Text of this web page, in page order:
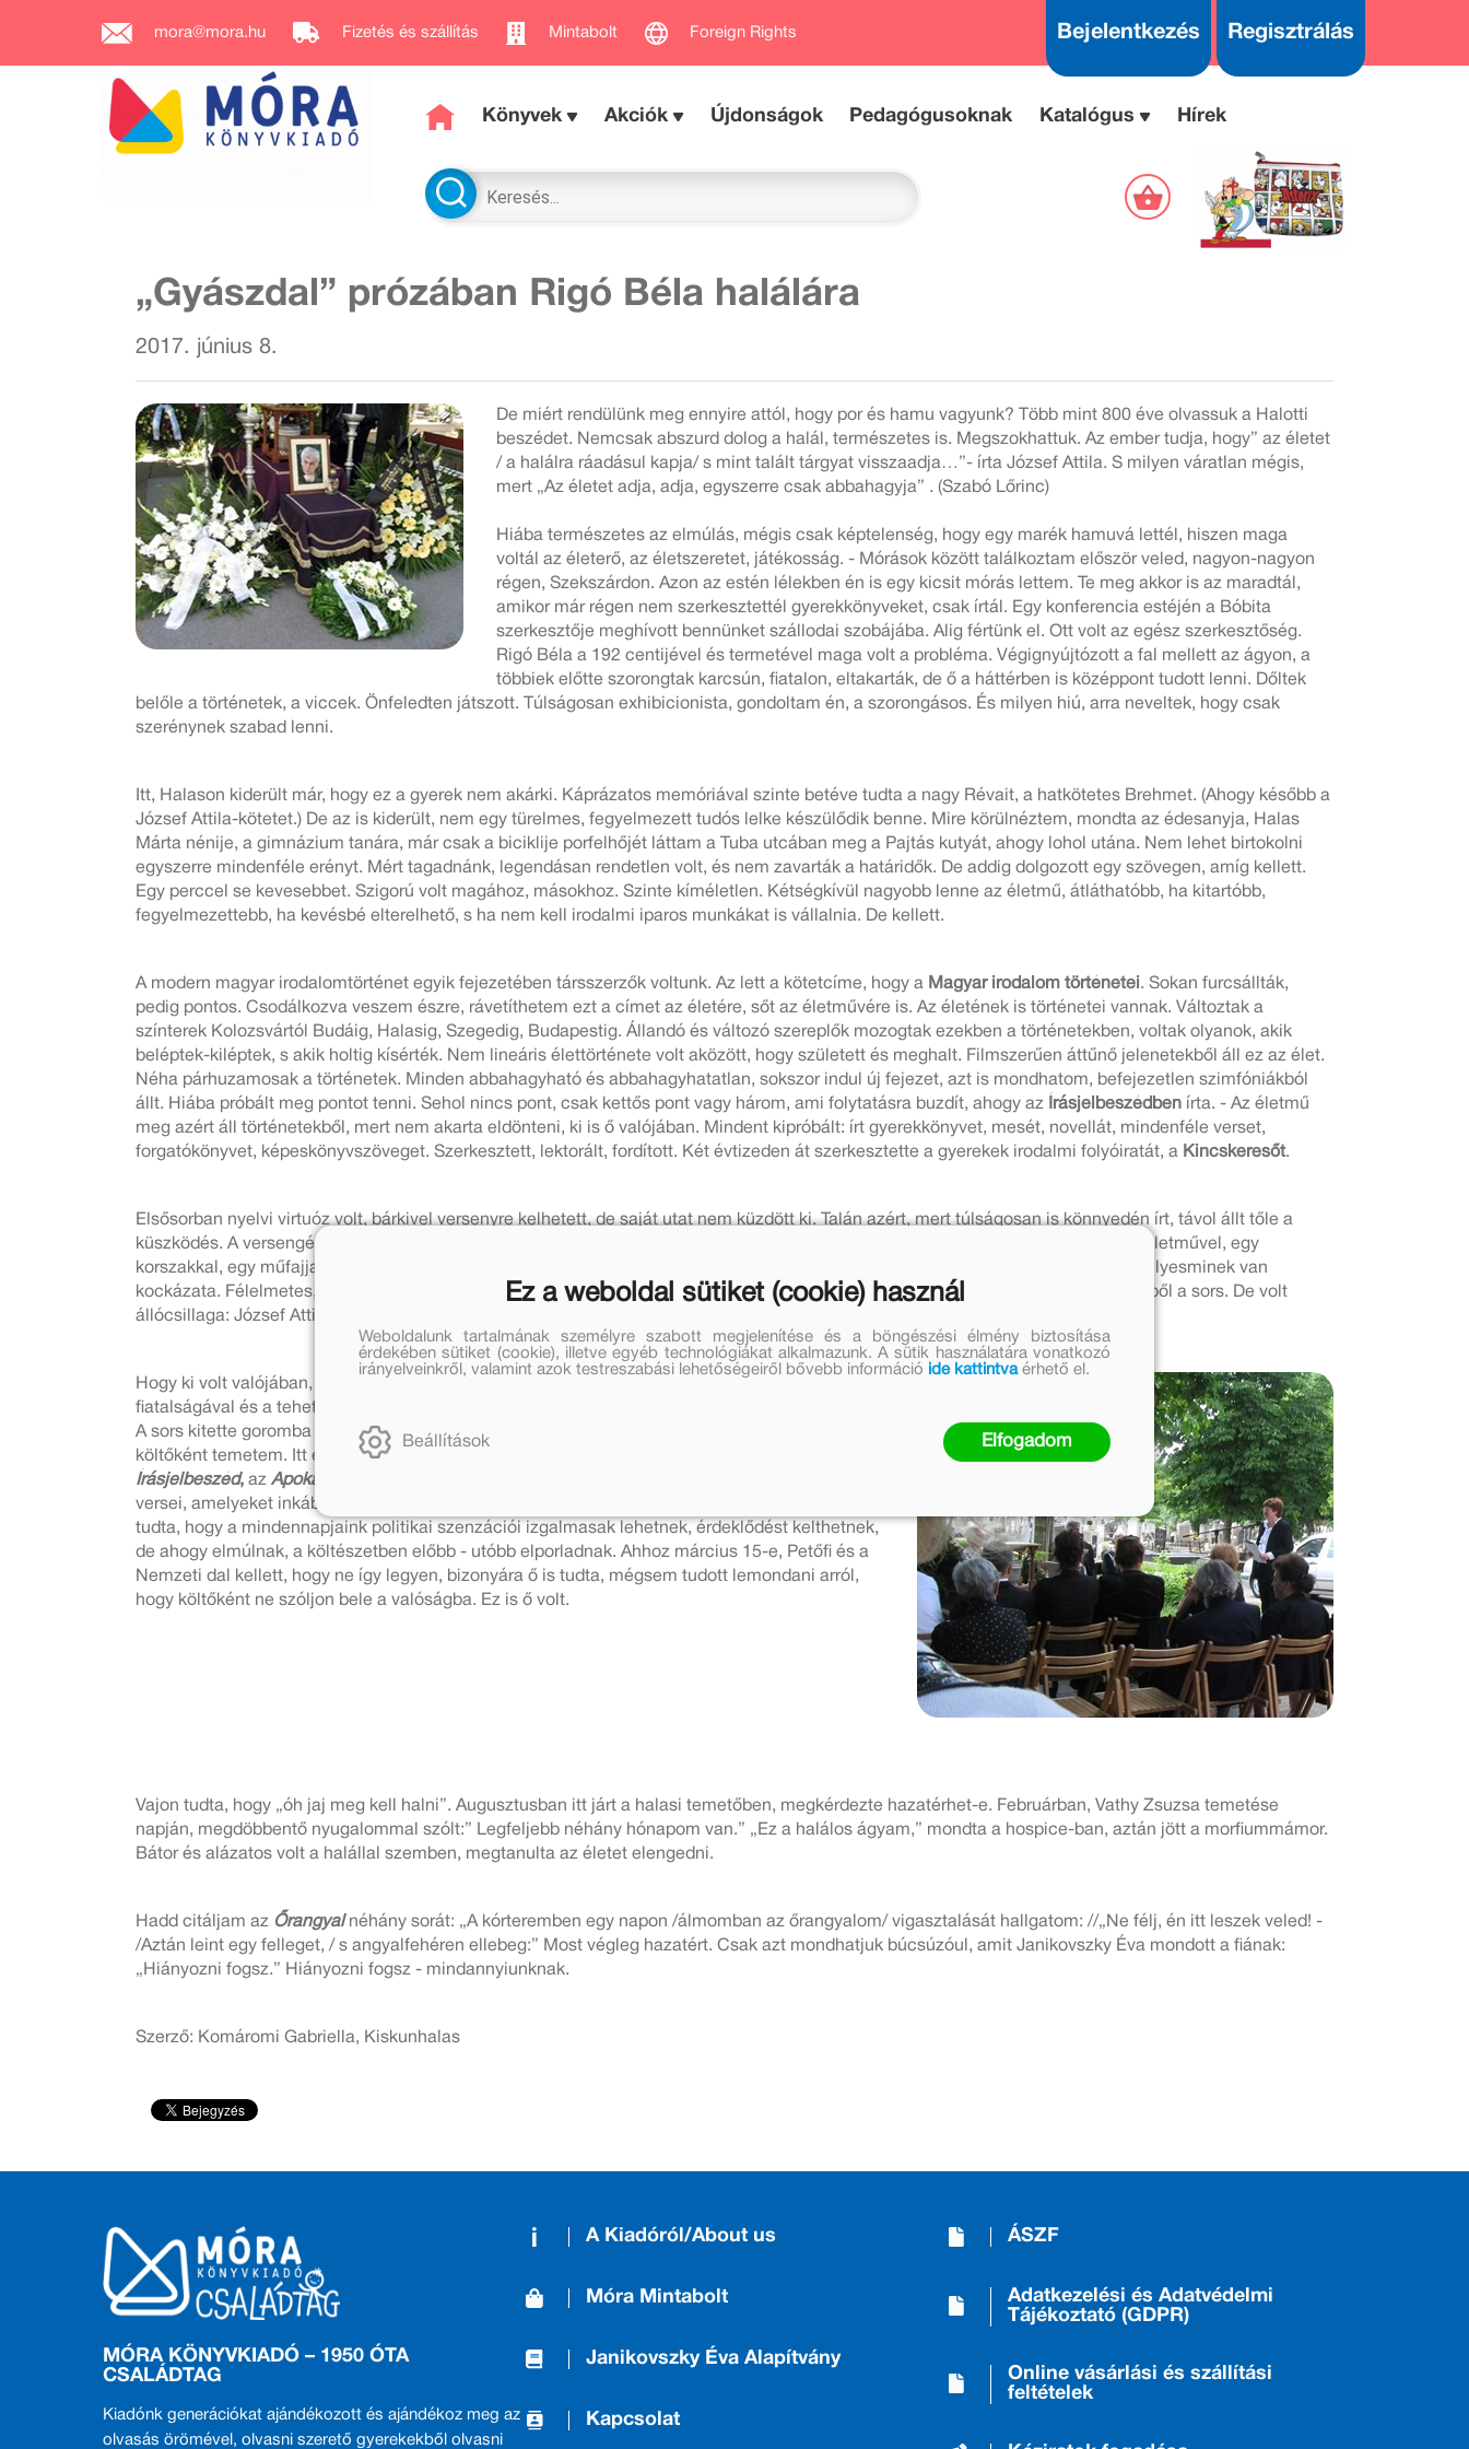
mora@mora.hu Fizetés és szállítás Mintabolt Foreign Rights Bejelentkezés Regisztrálás
Könyvek Akciók Újdonságok Pedagógusoknak Katalógus Hírek
„Gyászdal” prózában Rigó Béla halálára
2017. június 8.
De miért rendülünk meg ennyire attól, hogy por és hamu vagyunk? Több mint 800 éve olvassuk a Halotti
beszédet. Nemcsak abszurd dolog a halál, természetes is. Megszokhattuk. Az ember tudja, hogy” az életet
/ a halálra ráadásul kapja/ s mint talált tárgyat visszaadja…”- írta József Attila. S milyen váratlan mégis,
mert „Az életet adja, adja, egyszerre csak abbahagyja” . (Szabó Lőrinc)
Hiába természetes az elmúlás, mégis csak képtelenség, hogy egy marék hamuvá lettél, hiszen maga
voltál az életerő, az életszeretet, játékosság. - Mórások között találkoztam először veled, nagyon-nagyon
régen, Szekszárdon. Azon az estén lélekben én is egy kicsit mórás lettem. Te meg akkor is az maradtál,
amikor már régen nem szerkesztettél gyerekkönyveket, csak írtál. Egy konferencia estéjén a Bóbita
szerkesztője meghívott bennünket szállodai szobájába. Alig fértünk el. Ott volt az egész szerkesztőség.
Rigó Béla a 192 centijével és termetével maga volt a probléma. Végignyújtózott a fal mellett az ágyon, a
többiek előtte szorongtak karcsún, fiatalon, eltakarták, de ő a háttérben is középpont tudott lenni. Dőltek
belőle a történetek, a viccek. Önfeledten játszott. Túlságosan exhibicionista, gondoltam én, a szorongásos. És milyen hiú, arra neveltek, hogy csak
szerénynek szabad lenni.
Itt, Halason kiderült már, hogy ez a gyerek nem akárki. Káprázatos memóriával szinte betéve tudta a nagy Révait, a hatkötetes Brehmet. (Ahogy később a
József Attila-kötetet.) De az is kiderült, nem egy türelmes, fegyelmezett tudós lelke készülődik benne. Mire körülnéztem, mondta az édesanyja, Halas
Márta nénije, a gimnázium tanára, már csak a biciklije porfelhőjét láttam a Tuba utcában meg a Pajtás kutyát, ahogy lohol utána. Nem lehet birtokolni
egyszerre mindenféle erényt. Mért tagadnánk, legendásan rendetlen volt, és nem zavarták a határidők. De addig dolgozott egy szövegen, amíg kellett.
Egy perccel se kevesebbet. Szigorú volt magához, másokhoz. Szinte kíméletlen. Kétségkívül nagyobb lenne az életmű, átláthatóbb, ha kitartóbb,
fegyelmezettebb, ha kevésbé elterelhető, s ha nem kell irodalmi iparos munkákat is vállalnia. De kellett.
A modern magyar irodalomtörténet egyik fejezetében társszerzők voltunk. Az lett a kötetcíme, hogy a Magyar irodalom történetei. Sokan furcsállták,
pedig pontos. Csodálkozva veszem észre, rávetíthetem ezt a címet az életére, sőt az életművére is. Az életének is történetei vannak. Változtak a
színterek Kolozsvártól Budáig, Halasig, Szegedig, Budapestig. Állandó és változó szereplők mozogtak ezekben a történetekben, voltak olyanok, akik
beléptek-kiléptek, s akik holtig kísérték. Nem lineáris élettörténete volt aközött, hogy született és meghalt. Filmszerűen áttűnő jelenetekből áll ez az élet.
Néha párhuzamosak a történetek. Minden abbahagyható és abbahagyhatatlan, sokszor indul új fejezet, azt is mondhatom, befejezetlen szimfóniákból
állt. Hiába próbált meg pontot tenni. Sehol nincs pont, csak kettős pont vagy három, ami folytatásra buzdít, ahogy az Írásjelbeszédbenírta. - Az életmű
meg azért áll történetekből, mert nem akarta eldönteni, ki is ő valójában. Mindent kipróbált: írt gyerekkönyvet, mesét, novellát, mindenféle verset,
forgatókönyvet, képeskönyvszöveget. Szerkesztett, lektorált, fordított. Két évtizeden át szerkesztette a gyerekek irodalmi folyóiratát, a Kincskeresőt.
Elsősorban nyelvi virtuóz volt, bárkivel versenyre kelhetett, de saját utat nem küzdött ki. Talán azért, mert túlságosan is könnyedén írt, távol állt tőle a
küszködés. A versengés meg maga volt a játék. - Irodalomtörténész is volt. Egészen rendkívüli módon. Ma, amikor jó, ha egy-egy életművel, egy
korszakkal, egy műfajjal bír valaki, ő a fantasztikus memóriájával könnyedén lépett át mindenféle határt. Bizonyára tudta, hogy az ilyesminek van
kockázata. Félelmetes, hogy mennyi tudást vitt magával. Éppen Arany verstanáról kezdett értekezni, amikor kiverte a „tollat” kezéből a sors. De volt
állócsillaga: József Attila. Gyászoljuk „megözvegyült műveit „ (Ratkó József) és a meg nem születetteket is.
Hogy ki volt valójában, annak eldöntését rábízta az utókorra. Költőként indult Szegeden, a
fiatalságával és a tehetségével egyszerűen elkápráztatta környezetét. A fényes kezdet elakadt.
A sors kitette goromba lábát. Valahogy nem volt ereje ahhoz, hogy korrigáljon. Most mégis
költőként temetem. Itt érzem a maradandóságot. Az olyan művekben, mint például az
Írásjelbeszéd,az Apokalipszis
versei, amelyeket inkább politikai esszéként olvasok, talán mások is. S valószínűleg maga is
tudta, hogy a mindennapjaink politikai szenzációi izgalmasak lehetnek, érdeklődést kelthetnek,
de ahogy elmúlnak, a költészetben előbb - utóbb elporladnak. Ahhoz március 15-e, Petőfi és a
Nemzeti dal kellett, hogy ne így legyen, bizonyára ő is tudta, mégsem tudott lemondani arról,
hogy költőként ne szóljon bele a valóságba. Ez is ő volt.
Vajon tudta, hogy „óh jaj meg kell halni”. Augusztusban itt járt a halasi temetőben, megkérdezte hazatérhet-e. Februárban, Vathy Zsuzsa temetése
napján, megdöbbentő nyugalommal szólt:” Legfeljebb néhány hónapom van.” „Ez a halálos ágyam,” mondta a hospice-ban, aztán jött a morfiummámor.
Bátor és alázatos volt a halállal szemben, megtanulta az életet elengedni.
Hadd citáljam az Őrangyal néhány sorát: „A kórteremben egy napon /álmomban az őrangyalom/ vigasztalását hallgatom: //„Ne félj, én itt leszek veled! -
/Aztán leint egy felleget, / s angyalfehéren ellebeg:” Most végleg hazatért. Csak azt mondhatjuk búcsúzóul, amit Janikovszky Éva mondott a fiának:
„Hiányozni fogsz.” Hiányozni fogsz - mindannyiunknak.
Szerző: Komáromi Gabriella, Kiskunhalas
MÓRA KÖNYVKIADÓ – 1950 ÓTA
CSALÁDTAG
Kiadónk generációkat ajándékozott és ajándékoz meg az
olvasás örömével, olvasni szerető gyerekekből olvasni
A Kiadóról/About us
Móra Mintabolt
Janikovszky Éva Alapítvány
Kapcsolat
ÁSZF
Adatkezelési és Adatvédelmi
Tájékoztató (GDPR)
Online vásárlási és szállítási
feltételek
Ez a weboldal sütiket (cookie) használ
Weboldalunk tartalmának személyre szabott megjelenítése és a böngészési élmény biztosítása
érdekében sütiket (cookie), illetve egyéb technológiákat alkalmazunk. A sütik használatára vonatkozó
irányelveinkről, valamint azok testreszabási lehetőségeiről bővebb információ ide kattintvaérhető el.
Beállítások Elfogadom